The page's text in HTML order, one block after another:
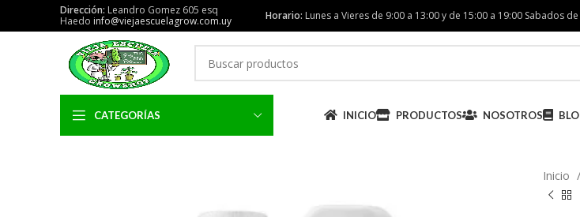
Dirección: Leandro Gomez 605 esq
Haedo info@viejaescuelagrow.com.uy Horario: Lunes a Vieres de 9:00 a 13:00 y de 15:00 a 19:00 Sabados
CATEGORÍAS INICIO PRODUCTOS NOSOTROS
Inicio